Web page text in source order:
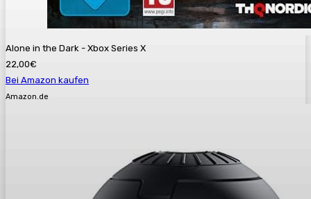
Alone in the Dark - Xbox Series X
22,00€
Bei Amazon kaufen
Amazon.de